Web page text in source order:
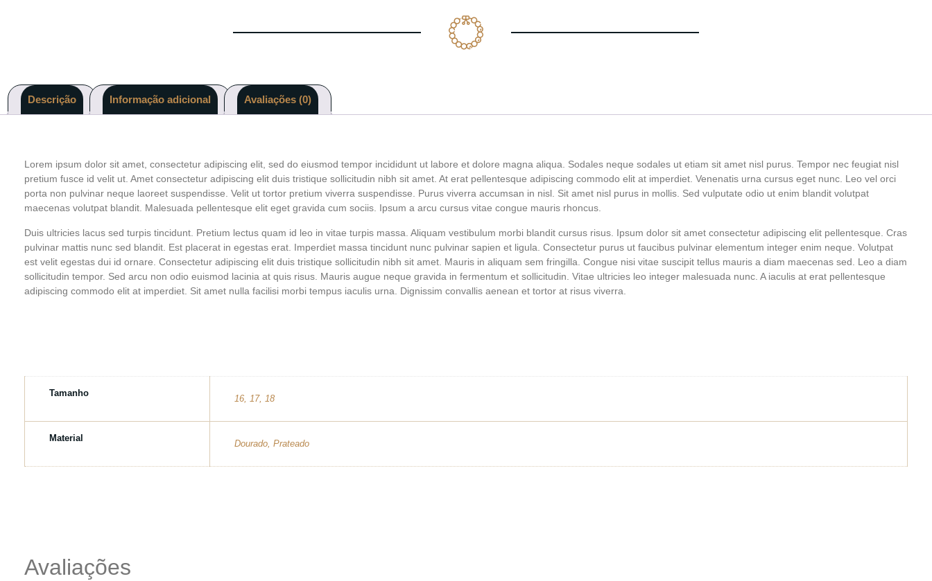
Descrição Informação adicional Avaliações (0)
Lorem ipsum dolor sit amet, consectetur adipiscing elit, sed do eiusmod tempor incididunt ut labore et dolore magna aliqua. Sodales neque sodales ut etiam sit amet nisl purus. Tempor nec feugiat nisl
pretium fusce id velit ut. Amet consectetur adipiscing elit duis tristique sollicitudin nibh sit amet. At erat pellentesque adipiscing commodo elit at imperdiet. Venenatis urna cursus eget nunc. Leo vel orci
porta non pulvinar neque laoreet suspendisse. Velit ut tortor pretium viverra suspendisse. Purus viverra accumsan in nisl. Sit amet nisl purus in mollis. Sed vulputate odio ut enim blandit volutpat
maecenas volutpat blandit. Malesuada pellentesque elit eget gravida cum sociis. Ipsum a arcu cursus vitae congue mauris rhoncus.
Duis ultricies lacus sed turpis tincidunt. Pretium lectus quam id leo in vitae turpis massa. Aliquam vestibulum morbi blandit cursus risus. Ipsum dolor sit amet consectetur adipiscing elit pellentesque. Cras
pulvinar mattis nunc sed blandit. Est placerat in egestas erat. Imperdiet massa tincidunt nunc pulvinar sapien et ligula. Consectetur purus ut faucibus pulvinar elementum integer enim neque. Volutpat
est velit egestas dui id ornare. Consectetur adipiscing elit duis tristique sollicitudin nibh sit amet. Mauris in aliquam sem fringilla. Congue nisi vitae suscipit tellus mauris a diam maecenas sed. Leo a diam
sollicitudin tempor. Sed arcu non odio euismod lacinia at quis risus. Mauris augue neque gravida in fermentum et sollicitudin. Vitae ultricies leo integer malesuada nunc. A iaculis at erat pellentesque
adipiscing commodo elit at imperdiet. Sit amet nulla facilisi morbi tempus iaculis urna. Dignissim convallis aenean et tortor at risus viverra.
Tamanho
16, 17, 18
Material
Dourado, Prateado
Avaliações